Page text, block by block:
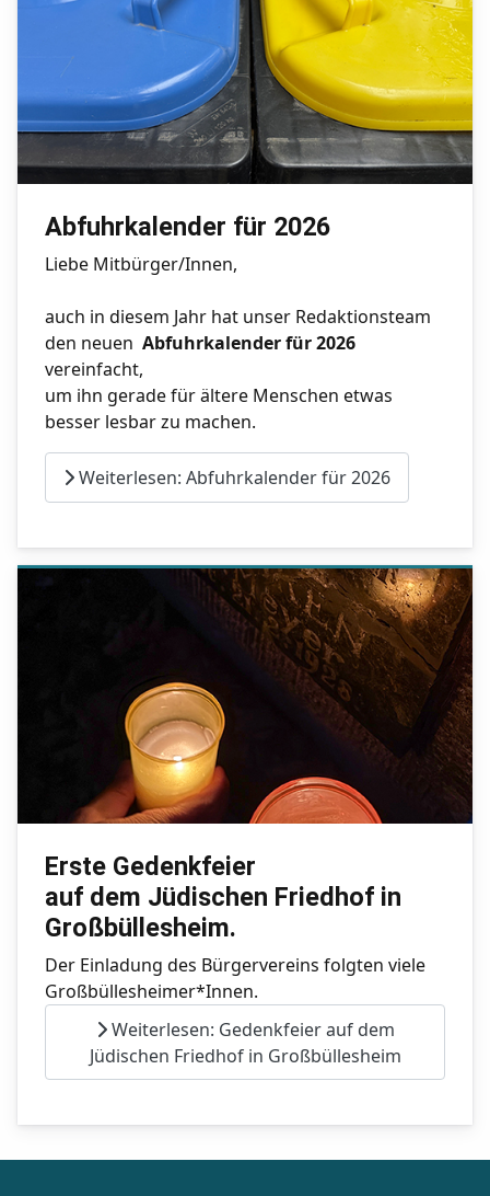
Abfuhrkalender für 2026
Liebe Mitbürger/Innen,
auch in diesem Jahr hat unser Redaktionsteam
den neuen Abfuhrkalender für 2026
vereinfacht,
um ihn gerade für ältere Menschen etwas
besser lesbar zu machen.
Weiterlesen: Abfuhrkalender für 2026
Erste Gedenkfeier
auf dem Jüdischen Friedhof in
Großbüllesheim.
Der Einladung des Bürgervereins folgten viele
Großbüllesheimer*Innen.
Weiterlesen: Gedenkfeier auf dem
Jüdischen Friedhof in Großbüllesheim